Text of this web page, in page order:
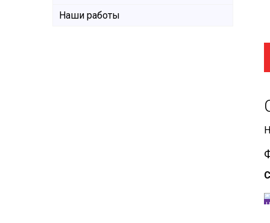
Наши работы